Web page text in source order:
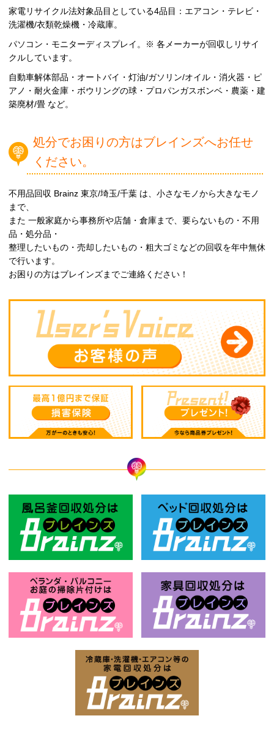
家電リサイクル法対象品目としている4品目：エアコン・テレビ・
洗濯機/衣類乾燥機・冷蔵庫。
パソコン・モニターディスプレイ。※ 各メーカーが回収しリサイ
クルしています。
自動車解体部品・オートバイ・灯油/ガソリン/オイル・消火器・ピ
アノ・耐火金庫・ボウリングの球・プロパンガスボンベ・農薬・建
築廃材/畳 など。
処分でお困りの方はブレインズへお任せ
ください。
不用品回収 Brainz 東京/埼玉/千葉 は、小さなモノから大きなモノ
まで、
また 一般家庭から事務所や店舗・倉庫まで、要らないもの・不用
品・処分品・
整理したいもの・売却したいもの・粗大ゴミなどの回収を年中無休
で行います。
お困りの方はブレインズまでご連絡ください！